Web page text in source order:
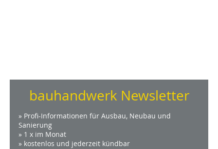
bauhandwerk Newsletter
» Profi-Informationen für Ausbau, Neubau und
Sanierung
» 1 x im Monat
» kostenlos und jederzeit kündbar